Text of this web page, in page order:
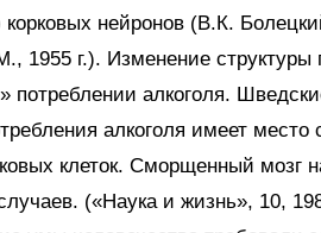
корковых нейронов (В.К.
1955 г.). Изменение структуры
потреблении алкоголя.
алкоголя имеет
клеток. Сморщенный мозг
(«Наука и жизнь», 10,